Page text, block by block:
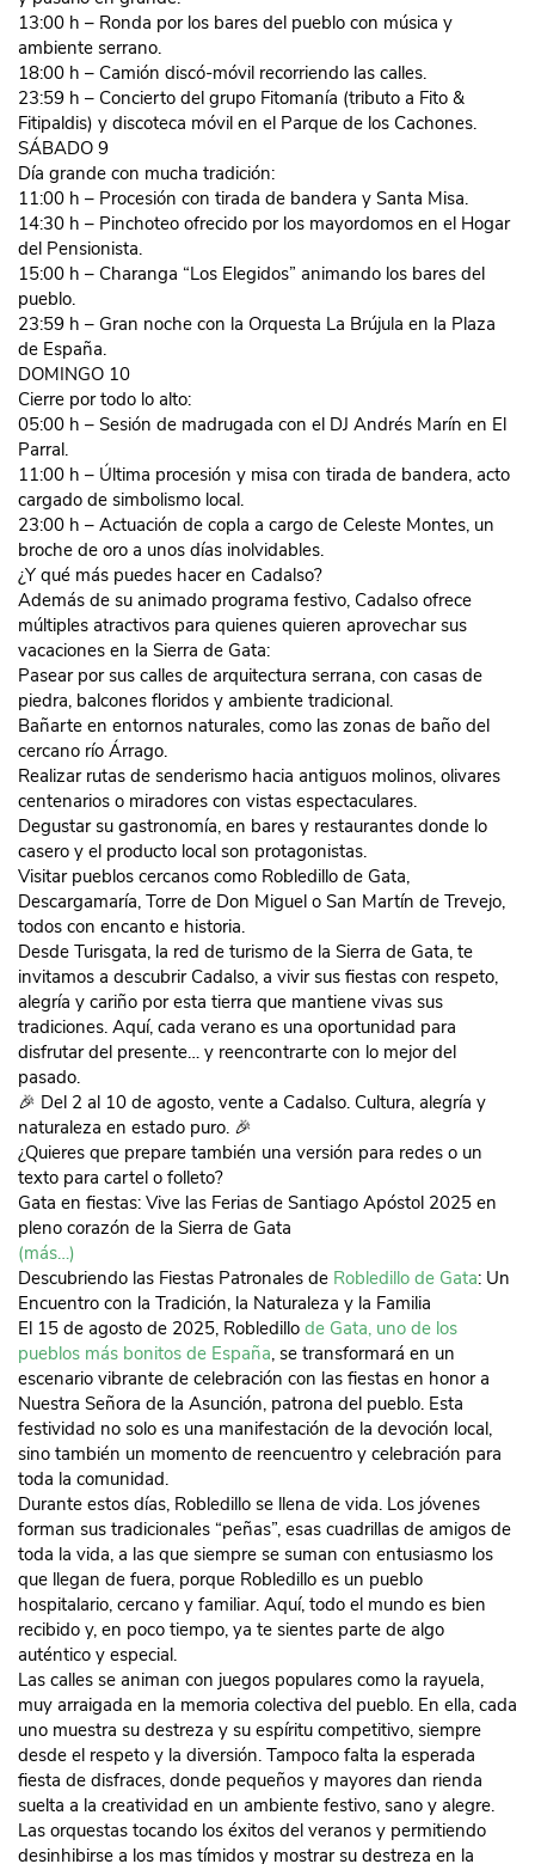
13:00 h – Ronda por los bares del pueblo con música y
ambiente serrano.
18:00 h – Camión discó-móvil recorriendo las calles.
23:59 h – Concierto del grupo Fitomanía (tributo a Fito &
Fitipaldis) y discoteca móvil en el Parque de los Cachones.
SÁBADO 9
Día grande con mucha tradición:
11:00 h – Procesión con tirada de bandera y Santa Misa.
14:30 h – Pinchoteo ofrecido por los mayordomos en el Hogar
del Pensionista.
15:00 h – Charanga “Los Elegidos” animando los bares del
pueblo.
23:59 h – Gran noche con la Orquesta La Brújula en la Plaza
de España.
DOMINGO 10
Cierre por todo lo alto:
05:00 h – Sesión de madrugada con el DJ Andrés Marín en El
Parral.
11:00 h – Última procesión y misa con tirada de bandera, acto
cargado de simbolismo local.
23:00 h – Actuación de copla a cargo de Celeste Montes, un
broche de oro a unos días inolvidables.
¿Y qué más puedes hacer en Cadalso?
Además de su animado programa festivo, Cadalso ofrece
múltiples atractivos para quienes quieren aprovechar sus
vacaciones en la Sierra de Gata:
Pasear por sus calles de arquitectura serrana, con casas de
piedra, balcones floridos y ambiente tradicional.
Bañarte en entornos naturales, como las zonas de baño del
cercano río Árrago.
Realizar rutas de senderismo hacia antiguos molinos, olivares
centenarios o miradores con vistas espectaculares.
Degustar su gastronomía, en bares y restaurantes donde lo
casero y el producto local son protagonistas.
Visitar pueblos cercanos como Robledillo de Gata,
Descargamaría, Torre de Don Miguel o San Martín de Trevejo,
todos con encanto e historia.
Desde Turisgata, la red de turismo de la Sierra de Gata, te
invitamos a descubrir Cadalso, a vivir sus fiestas con respeto,
alegría y cariño por esta tierra que mantiene vivas sus
tradiciones. Aquí, cada verano es una oportunidad para
disfrutar del presente… y reencontrarte con lo mejor del
pasado.
🎉 Del 2 al 10 de agosto, vente a Cadalso. Cultura, alegría y
naturaleza en estado puro. 🎉
¿Quieres que prepare también una versión para redes o un
texto para cartel o folleto?
Gata en fiestas: Vive las Ferias de Santiago Apóstol 2025 en
pleno corazón de la Sierra de Gata
(más…)
Descubriendo las Fiestas Patronales de Robledillo de Gata: Un
Encuentro con la Tradición, la Naturaleza y la Familia
El 15 de agosto de 2025, Robledillo de Gata, uno de los
pueblos más bonitos de España, se transformará en un
escenario vibrante de celebración con las fiestas en honor a
Nuestra Señora de la Asunción, patrona del pueblo. Esta
festividad no solo es una manifestación de la devoción local,
sino también un momento de reencuentro y celebración para
toda la comunidad.
Durante estos días, Robledillo se llena de vida. Los jóvenes
forman sus tradicionales “peñas”, esas cuadrillas de amigos de
toda la vida, a las que siempre se suman con entusiasmo los
que llegan de fuera, porque Robledillo es un pueblo
hospitalario, cercano y familiar. Aquí, todo el mundo es bien
recibido y, en poco tiempo, ya te sientes parte de algo
auténtico y especial.
Las calles se animan con juegos populares como la rayuela,
muy arraigada en la memoria colectiva del pueblo. En ella, cada
uno muestra su destreza y su espíritu competitivo, siempre
desde el respeto y la diversión. Tampoco falta la esperada
fiesta de disfraces, donde pequeños y mayores dan rienda
suelta a la creatividad en un ambiente festivo, sano y alegre.
Las orquestas tocando los éxitos del veranos y permitiendo
desinhibirse a los mas tímidos y mostrar su destreza en la